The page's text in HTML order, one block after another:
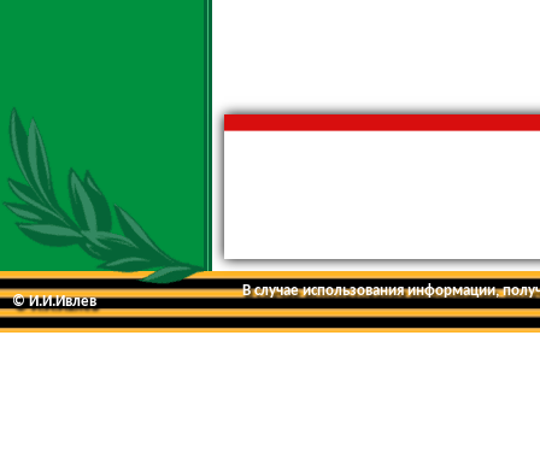
© И.И.Ивлев
В случае использования информации,